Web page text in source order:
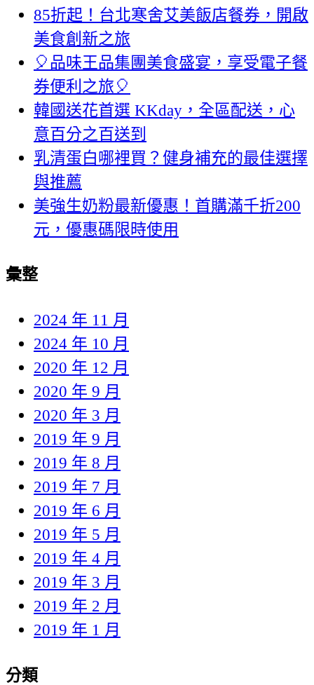
85折起！台北寒舍艾美飯店餐券，開啟
美食創新之旅
🎈品味王品集團美食盛宴，享受電子餐
券便利之旅🎈
韓國送花首選 KKday，全區配送，心
意百分之百送到
乳清蛋白哪裡買？健身補充的最佳選擇
與推薦
美強生奶粉最新優惠！首購滿千折200
元，優惠碼限時使用
彙整
2024 年 11 月
2024 年 10 月
2020 年 12 月
2020 年 9 月
2020 年 3 月
2019 年 9 月
2019 年 8 月
2019 年 7 月
2019 年 6 月
2019 年 5 月
2019 年 4 月
2019 年 3 月
2019 年 2 月
2019 年 1 月
分類